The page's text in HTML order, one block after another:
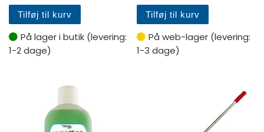
Tilføj til kurv
På lager i butik (levering:
1-2 dage)
Tilføj til kurv
På web-lager (levering:
1-3 dage)